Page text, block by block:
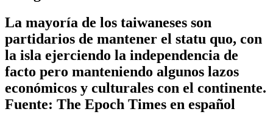
La mayoría de los taiwaneses son
partidarios de mantener el statu quo, con
la isla ejerciendo la independencia de
facto pero manteniendo algunos lazos
económicos y culturales con el continente.
Fuente: The Epoch Times en español